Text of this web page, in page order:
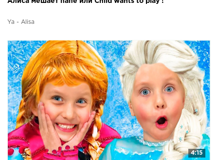
Ya - Alisa
4:15